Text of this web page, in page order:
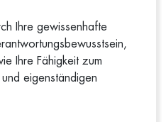
Ihre gewissenhafte
Ihre Fähigkeit zum
eigenständigen